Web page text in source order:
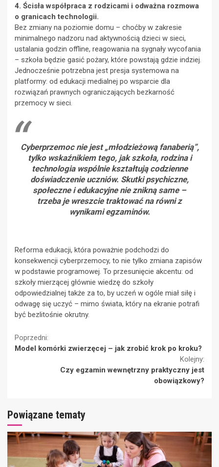
4. Ścisła współpraca z rodzicami i odważna rozmowa
o granicach technologii.
Bez zmiany na poziomie domu – choćby w zakresie
minimalnego nadzoru nad aktywnością dzieci w sieci,
ustalania godzin offline, reagowania na sygnały wycofania
– szkoła będzie gasić pożary, które powstają gdzie indziej.
Jednocześnie potrzebna jest presja systemowa na
platformy: od edukacji medialnej po wsparcie dla
rozwiązań prawnych ograniczających bezkarność
przemocy w sieci.
Cyberprzemoc nie jest „młodzieżową fanaberią”,
tylko wskaźnikiem tego, jak szkoła, rodzina i
technologia wspólnie kształtują codzienne
doświadczenie uczniów. Skutki psychiczne,
społeczne i edukacyjne nie znikną same –
trzeba je wreszcie traktować na równi z
wynikami egzaminów.
Reforma edukacji, która poważnie podchodzi do
konsekwencji cyberprzemocy, to nie tylko zmiana zapisów
w podstawie programowej. To przesunięcie akcentu: od
szkoły mierzącej głównie wiedzę do szkoły
odpowiedzialnej także za to, by uczeń w ogóle miał siłę i
odwagę się uczyć – mimo świata, który na ekranie potrafi
być bezlitośnie okrutny.
Continue
Poprzedni:
Model komórki zwierzęcej – jak zrobić krok po kroku?
Kolejny:
Czy egzamin wewnętrzny praktyczny jest
obowiązkowy?
Powiązane tematy